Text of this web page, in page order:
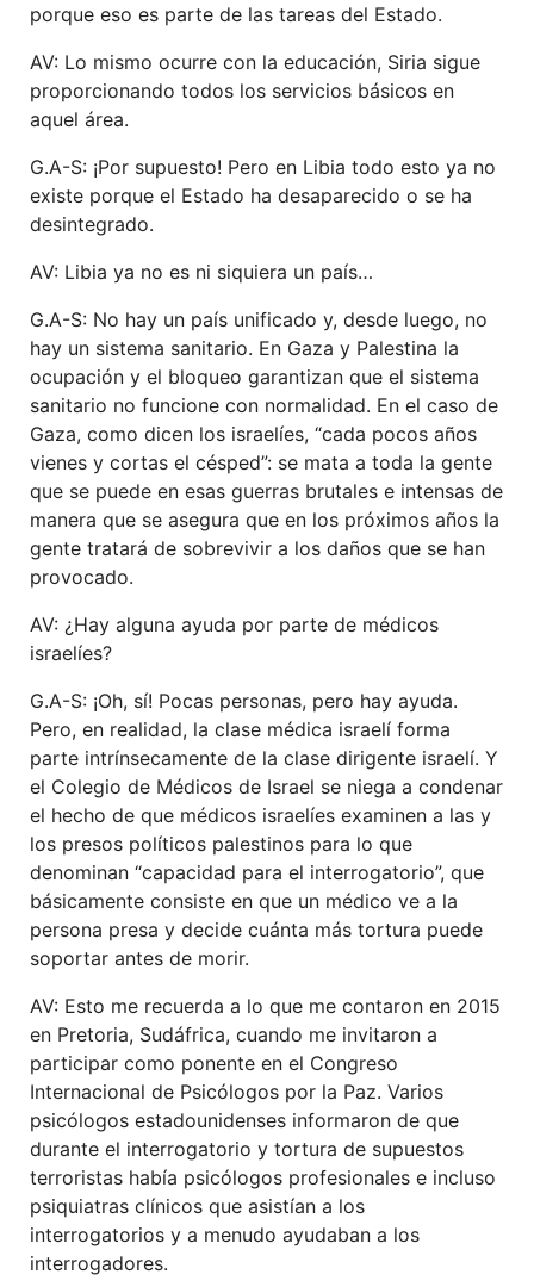
porque eso es parte de las tareas del Estado.
AV: Lo mismo ocurre con la educación, Siria sigue
proporcionando todos los servicios básicos en
aquel área.
G.A-S: ¡Por supuesto! Pero en Libia todo esto ya no
existe porque el Estado ha desaparecido o se ha
desintegrado.
AV: Libia ya no es ni siquiera un país…
G.A-S: No hay un país unificado y, desde luego, no
hay un sistema sanitario. En Gaza y Palestina la
ocupación y el bloqueo garantizan que el sistema
sanitario no funcione con normalidad. En el caso de
Gaza, como dicen los israelíes, “cada pocos años
vienes y cortas el césped”: se mata a toda la gente
que se puede en esas guerras brutales e intensas de
manera que se asegura que en los próximos años la
gente tratará de sobrevivir a los daños que se han
provocado.
AV: ¿Hay alguna ayuda por parte de médicos
israelíes?
G.A-S: ¡Oh, sí! Pocas personas, pero hay ayuda.
Pero, en realidad, la clase médica israelí forma
parte intrínsecamente de la clase dirigente israelí. Y
el Colegio de Médicos de Israel se niega a condenar
el hecho de que médicos israelíes examinen a las y
los presos políticos palestinos para lo que
denominan “capacidad para el interrogatorio”, que
básicamente consiste en que un médico ve a la
persona presa y decide cuánta más tortura puede
soportar antes de morir.
AV: Esto me recuerda a lo que me contaron en 2015
en Pretoria, Sudáfrica, cuando me invitaron a
participar como ponente en el Congreso
Internacional de Psicólogos por la Paz. Varios
psicólogos estadounidenses informaron de que
durante el interrogatorio y tortura de supuestos
terroristas había psicólogos profesionales e incluso
psiquiatras clínicos que asistían a los
interrogatorios y a menudo ayudaban a los
interrogadores.